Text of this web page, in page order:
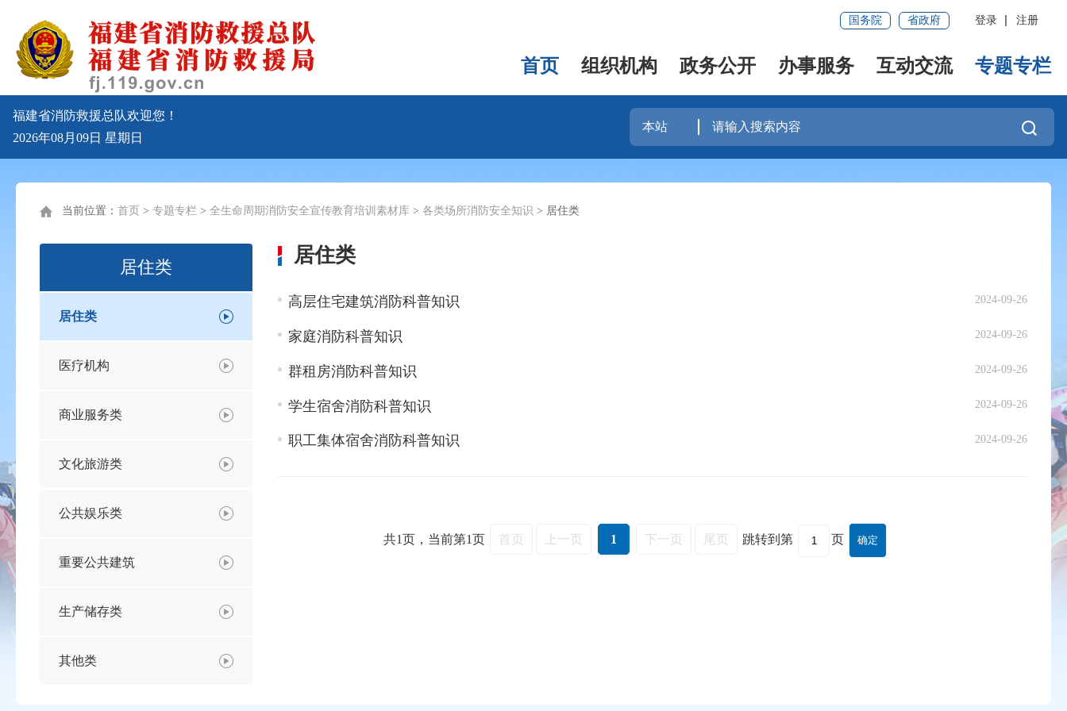
国务院 省政府 登录 注册
首页 组织机构 政务公开 办事服务 互动交流 专题专栏
福建省消防救援总队欢迎您！
2026年08月09日 星期日
当前位置： 首页 > 专题专栏 > 全生命周期消防安全宣传教育培训素材库 > 各类场所消防安全知识 > 居住类
居住类
居住类
医疗机构
商业服务类
文化旅游类
公共娱乐类
重要公共建筑
生产储存类
其他类
居住类
2024-09-26
高层住宅建筑消防科普知识
2024-09-26
家庭消防科普知识
2024-09-26
群租房消防科普知识
2024-09-26
学生宿舍消防科普知识
2024-09-26
职工集体宿舍消防科普知识
共1页，当前第1页 首页 上一页 1 下一页 尾页 跳转到第 页 确定